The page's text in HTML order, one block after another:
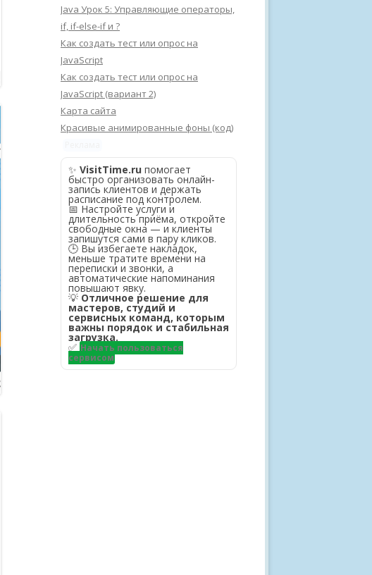
Java Урок 5: Управляющие операторы,
if, if-else-if и ?
Как создать тест или опрос на
JavaScript
Как создать тест или опрос на
JavaScript (вариант 2)
Карта сайта
Красивые анимированные фоны (код)
✨ VisitTime.ru помогает
быстро организовать онлайн-
запись клиентов и держать
расписание под контролем.
📅 Настройте услуги и
длительность приёма, откройте
свободные окна — и клиенты
запишутся сами в пару кликов.
🕒 Вы избегаете накладок,
меньше тратите времени на
переписки и звонки, а
автоматические напоминания
повышают явку.
💡 Отличное решение для
мастеров, студий и
сервисных команд, которым
важны порядок и стабильная
загрузка.
✅ Начать пользоваться
сервисом